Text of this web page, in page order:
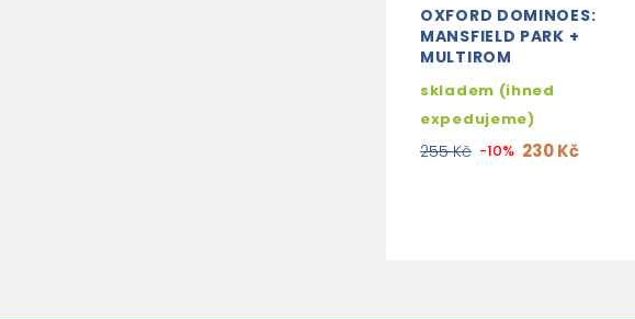
OXFORD DOMINOES:
MANSFIELD PARK +
MULTIROM
skladem (ihned
expedujeme)
255 Kč -10% 230 Kč